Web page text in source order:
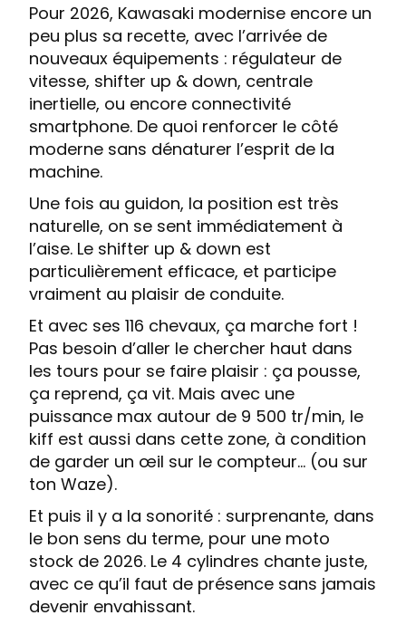
Pour 2026, Kawasaki modernise encore un
peu plus sa recette, avec l’arrivée de
nouveaux équipements : régulateur de
vitesse, shifter up & down, centrale
inertielle, ou encore connectivité
smartphone. De quoi renforcer le côté
moderne sans dénaturer l’esprit de la
machine.
Une fois au guidon, la position est très
naturelle, on se sent immédiatement à
l’aise. Le shifter up & down est
particulièrement efficace, et participe
vraiment au plaisir de conduite.
Et avec ses 116 chevaux, ça marche fort !
Pas besoin d’aller le chercher haut dans
les tours pour se faire plaisir : ça pousse,
ça reprend, ça vit. Mais avec une
puissance max autour de 9 500 tr/min, le
kiff est aussi dans cette zone, à condition
de garder un œil sur le compteur… (ou sur
ton Waze).
Et puis il y a la sonorité : surprenante, dans
le bon sens du terme, pour une moto
stock de 2026. Le 4 cylindres chante juste,
avec ce qu’il faut de présence sans jamais
devenir envahissant.